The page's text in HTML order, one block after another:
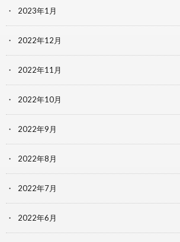
2023年1月
2022年12月
2022年11月
2022年10月
2022年9月
2022年8月
2022年7月
2022年6月